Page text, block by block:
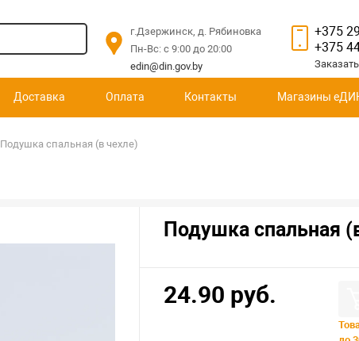
г.Дзержинск, д. Рябиновка
Пн-Вс: c 9:00 до 20:00
edin@din.gov.by
+375
+375
Заказать
Доставка Оплата Контакты Магазины
Подушка спальная (в чехле)
Подушка спальная
24.90 руб.